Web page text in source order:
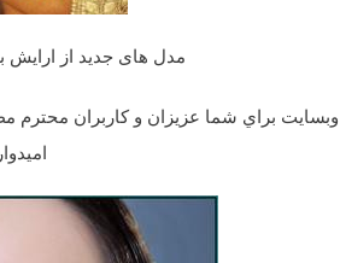
مدل های جدید از ارایش
براي شما عزيزان و کاربران محترم